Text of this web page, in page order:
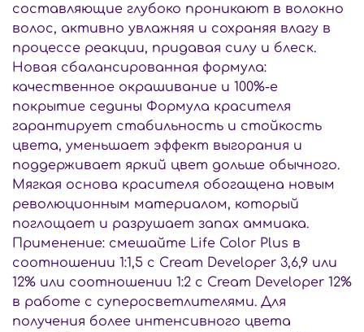
составляющие глубоко проникают в волокно
волос, активно увлажняя и сохраняя влагу в
процессе реакции, придавая силу и блеск.
Новая сбалансированная формула:
качественное окрашивание и 100%-е
покрытие седины Формула красителя
гарантирует стабильность и стойкость
цвета, уменьшает эффект выгорания и
поддерживает яркий цвет дольше обычного.
Мягкая основа красителя обогащена новым
революционным материалом, который
поглощает и разрушает запах аммиака.
Применение: смешайте Life Color Plus в
соотношении 1:1,5 с Cream Developer 3,6,9 или
12% или соотношении 1:2 с Cream Developer 12%
в работе с суперосветлителями. Для
получения более интенсивного цвета